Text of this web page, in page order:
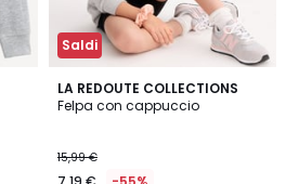
Saldi
LA REDOUTE COLLECTIONS
Felpa con cappuccio
15,99 €
4,6
/ 5
2
Colori